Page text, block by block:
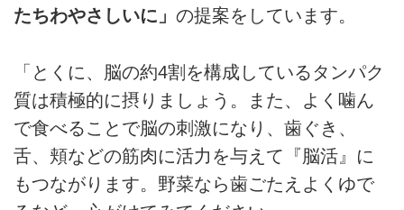
たちわやさしいに」 の提案をしています。
「とくに、脳の約4割を構成しているタンパク
質は積極的に摂りましょう。また、よく噛ん
で食べることで脳の刺激になり、歯ぐき、
舌、頬などの筋肉に活力を与えて『脳活』に
もつながります。野菜なら歯ごたえよくゆで